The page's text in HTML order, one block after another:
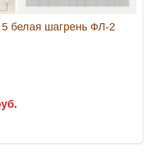
белая шагрень ФЛ-2